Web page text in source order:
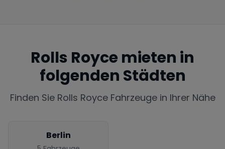
Rolls Roycemieten in
folgenden Städten
Finden Sie Rolls RoyceFahrzeuge in Ihrer Nähe
Berlin